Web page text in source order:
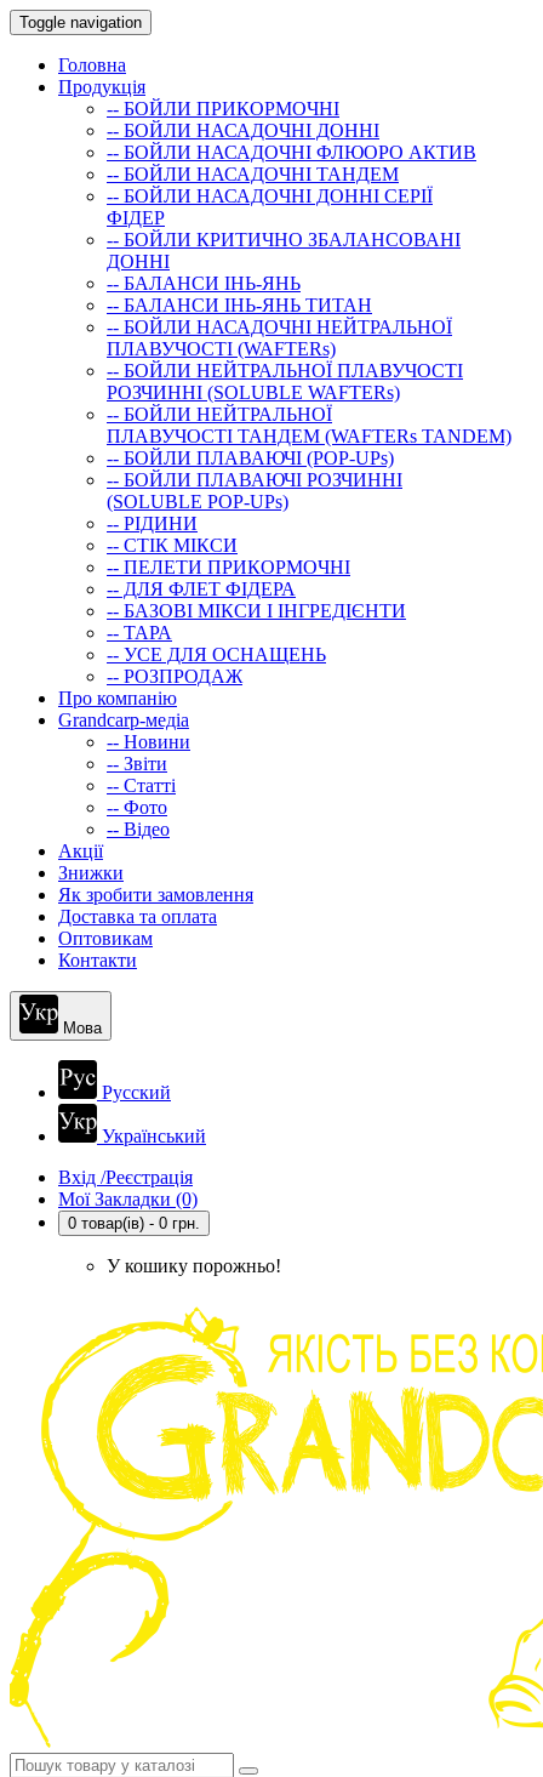
Toggle navigation
Головна
Продукція
-- БОЙЛИ ПРИКОРМОЧНI
-- БОЙЛИ НАСАДОЧНI ДОННI
-- БОЙЛИ НАСАДОЧНІ ФЛЮОРО АКТИВ
-- БОЙЛИ НАСАДОЧНІ ТАНДЕМ
-- БОЙЛИ НАСАДОЧНI ДОННI СЕРIÏ
ФIДЕР
-- БОЙЛИ КРИТИЧНО ЗБАЛАНСОВАНІ
ДОННІ
-- БАЛАНСИ ІНЬ-ЯНЬ
-- БАЛАНСИ ІНЬ-ЯНЬ ТИТАН
-- БОЙЛИ НАСАДОЧНI НЕЙТРАЛЬНОÏ
ПЛАВУЧОСТI (WAFTERs)
-- БОЙЛИ НЕЙТРАЛЬНОЇ ПЛАВУЧОСТІ
РОЗЧИННІ (SOLUBLE WAFTERs)
-- БОЙЛИ НЕЙТРАЛЬНОЇ
ПЛАВУЧОСТІ ТАНДЕМ (WAFTERs TANDEM)
-- БОЙЛИ ПЛАВАЮЧІ (POP-UPs)
-- БОЙЛИ ПЛАВАЮЧI РОЗЧИННI
(SOLUBLE POP-UPs)
-- РIДИНИ
-- СТIК МIКСИ
-- ПЕЛЕТИ ПРИКОРМОЧНІ
-- ДЛЯ ФЛЕТ ФІДЕРА
-- БАЗОВІ МІКСИ І ІНГРЕДІЄНТИ
-- ТАРА
-- УСЕ ДЛЯ ОСНАЩЕНЬ
-- РОЗПРОДАЖ
Про компанію
Grandcarp-медіа
-- Новини
-- Звіти
-- Статті
-- Фото
-- Відео
Акції
Знижки
Як зробити замовлення
Доставка та оплата
Оптовикам
Контакти
Мова
Русский
Український
Вхід /Реєстрація
Мої Закладки (0)
0 товар(ів) - 0 грн.
У кошику порожньо!